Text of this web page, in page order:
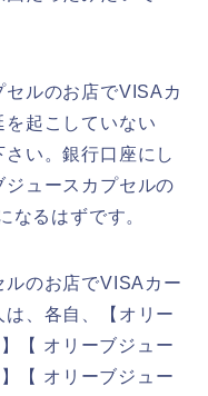
ルのお店でVISAカ
起こしていない
い。銀行口座にし
ュースカプセルの
なるはずです。
ルのお店でVISAカー
は、各自、【オリー
【 オリーブジュー
【 オリーブジュー